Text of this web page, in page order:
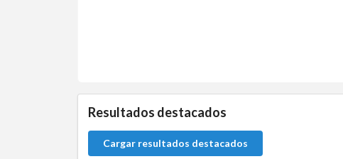
Resultados destacados
Cargar resultados destacados